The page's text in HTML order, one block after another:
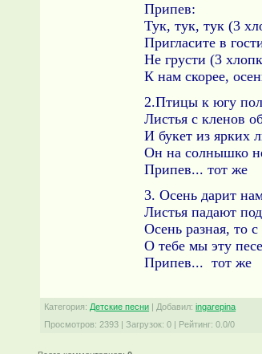
Припев:
Тук, тук, тук (3
Пригласите в
Не грусти (3
К нам скорее,
2.Птицы к югу
Листья с кленов
И букет из ярких
Он на солнышко
Припев... тот же
3. Осень дарит
Листья падают
Осень разная, то
О тебе мы эту
Припев... тот же
Категория: Детские песни | Добавил: ingarepina
Просмотров: 2393 |Загрузок: 0 | Рейтинг: 0.0/0